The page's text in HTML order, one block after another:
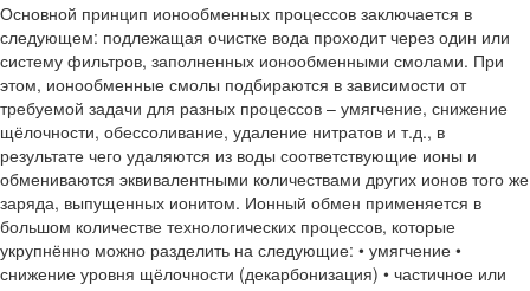
Основной принцип ионообменных процессов заключается в
следующем: подлежащая очистке вода проходит через один или
систему фильтров, заполненных ионообменными смолами. При
этом, ионообменные смолы подбираются в зависимости от
требуемой задачи для разных процессов – умягчение, снижение
щёлочности, обессоливание, удаление нитратов и т.д., в
результате чего удаляются из воды соответствующие ионы и
обмениваются эквивалентными количествами других ионов того же
заряда, выпущенных ионитом. Ионный обмен применяется в
большом количестве технологических процессов, которые
укрупнённо можно разделить на следующие: • умягчение •
снижение уровня щёлочности (декарбонизация) • частичное или